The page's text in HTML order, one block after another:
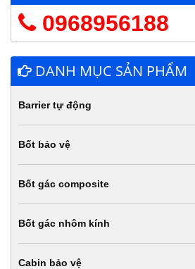
0968956188
DANH MỤC SẢN PHẨM
Barrier tự động
Bốt bảo vệ
Bốt gác composite
Bốt gác nhôm kính
Cabin bảo vệ